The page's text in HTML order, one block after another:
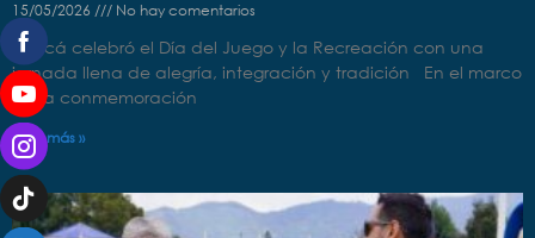
15/05/2026 No hay comentarios
Cajicá celebró el Día del Juego y la Recreación con una
jornada llena de alegría, integración y tradición En el marco
de la conmemoración
Leer más »